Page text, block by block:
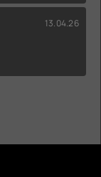
13.04.26